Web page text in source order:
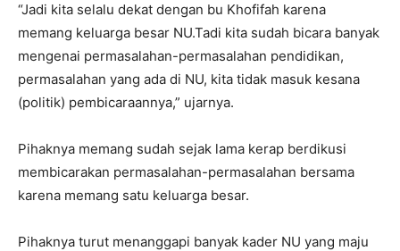
“Jadi kita selalu dekat dengan bu Khofifah karena
memang keluarga besar NU.Tadi kita sudah bicara banyak
mengenai permasalahan-permasalahan pendidikan,
permasalahan yang ada di NU, kita tidak masuk kesana
(politik) pembicaraannya,” ujarnya.
Pihaknya memang sudah sejak lama kerap berdikusi
membicarakan permasalahan-permasalahan bersama
karena memang satu keluarga besar.
Pihaknya turut menanggapi banyak kader NU yang maju